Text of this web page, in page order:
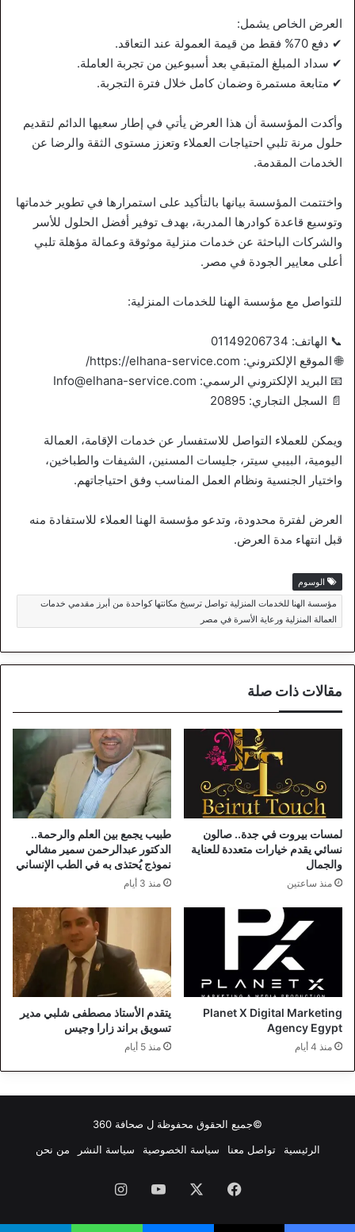
العرض الخاص يشمل:
✔ دفع 70% فقط من قيمة العمولة عند التعاقد.
✔ سداد المبلغ المتبقي بعد أسبوعين من تجربة العاملة.
✔ متابعة مستمرة وضمان كامل خلال فترة التجربة.
وأكدت المؤسسة أن هذا العرض يأتي في إطار سعيها الدائم لتقديم
حلول مرنة تلبي احتياجات العملاء وتعزز مستوى الثقة والرضا عن
الخدمات المقدمة.
واختتمت المؤسسة بيانها بالتأكيد على استمرارها في تطوير خدماتها
وتوسيع قاعدة كوادرها المدربة، بهدف توفير أفضل الحلول للأسر
والشركات الباحثة عن خدمات منزلية موثوقة وعمالة مؤهلة تلبي
أعلى معايير الجودة في مصر.
للتواصل مع مؤسسة الهنا للخدمات المنزلية:
📞 الهاتف: 01149206734
🌐 الموقع الإلكتروني: https://elhana-service.com/
📧 البريد الإلكتروني الرسمي: Info@elhana-service.com
📄 السجل التجاري: 20895
ويمكن للعملاء التواصل للاستفسار عن خدمات الإقامة، العمالة
اليومية، البيبي سيتر، جليسات المسنين، الشيفات والطباخين،
واختيار الجنسية ونظام العمل المناسب وفق احتياجاتهم.
العرض لفترة محدودة، وتدعو مؤسسة الهنا العملاء للاستفادة منه
قبل انتهاء مدة العرض.
الوسوم
مؤسسة الهنا للخدمات المنزلية تواصل ترسيخ مكانتها كواحدة من أبرز مقدمي خدمات
العمالة المنزلية ورعاية الأسرة في مصر
مقالات ذات صلة
لمسات بيروت في جدة.. صالون
نسائي يقدم خيارات متعددة للعناية
والجمال
منذ ساعتين
طبيب يجمع بين العلم والرحمة..
الدكتور عبدالرحمن سمير مشالي
نموذج يُحتذى به في الطب الإنساني
منذ 3 أيام
Planet X Digital Marketing
Agency Egypt
منذ 4 أيام
يتقدم الأستاذ مصطفى شلبي مدير
تسويق براند زارا وجيس
منذ 5 أيام
©جميع الحقوق محفوظة ل صحافة 360
الرئيسية
تواصل معنا سياسة الخصوصية سياسة النشر من نحن
فيسبوك ‫YouTube